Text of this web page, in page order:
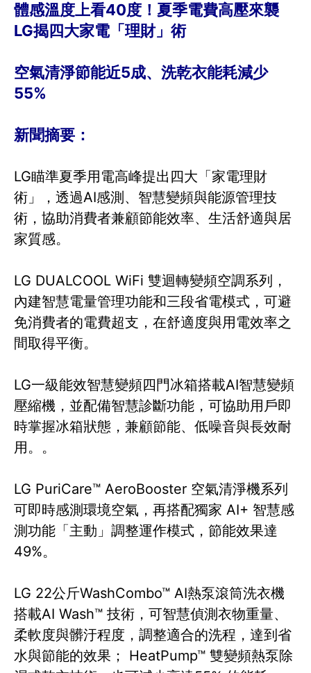
體感溫度上看40度！夏季電費高壓來襲
LG揭四大家電「理財」術
空氣清淨節能近5成、洗乾衣能耗減少
55%
新聞摘要：
LG瞄準夏季用電高峰提出四大「家電理財
術」，透過AI感測、智慧變頻與能源管理技
術，協助消費者兼顧節能效率、生活舒適與居
家質感。
LG DUALCOOL WiFi 雙迴轉變頻空調系列，
內建智慧電量管理功能和三段省電模式，可避
免消費者的電費超支，在舒適度與用電效率之
間取得平衡。
LG一級能效智慧變頻四門冰箱搭載AI智慧變頻
壓縮機，並配備智慧診斷功能，可協助用戶即
時掌握冰箱狀態，兼顧節能、低噪音與長效耐
用。。
LG PuriCare™ AeroBooster 空氣清淨機系列
可即時感測環境空氣，再搭配獨家 AI+ 智慧感
測功能「主動」調整運作模式，節能效果達
49%。
LG 22公斤WashCombo™ AI熱泵滾筒洗衣機
搭載AI Wash™ 技術，可智慧偵測衣物重量、
柔軟度與髒汙程度，調整適合的洗程，達到省
水與節能的效果； HeatPump™ 雙變頻熱泵除